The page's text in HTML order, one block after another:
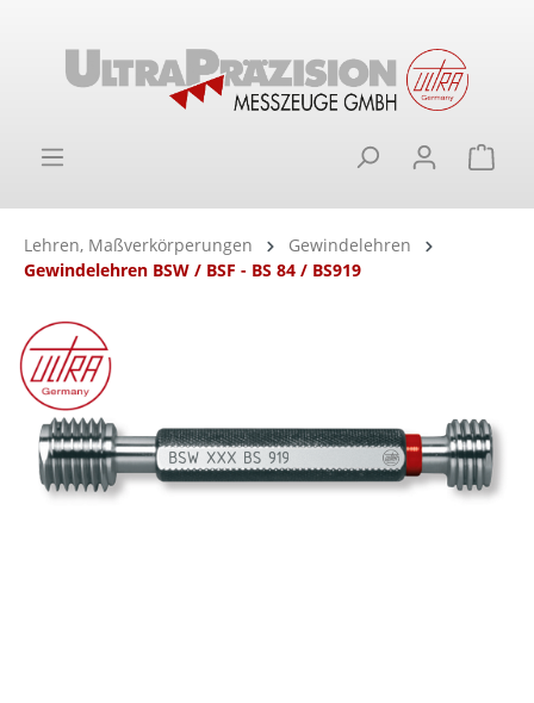
Lehren, Maßverkörperungen
Gewindelehren
Gewindelehren BSW / BSF - BS 84 / BS919
Bildergalerie überspringen